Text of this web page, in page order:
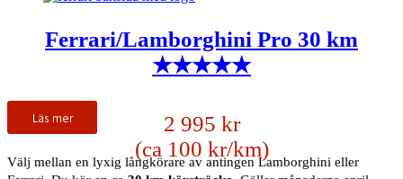
Ferrari/Lamborghini Pro 30 km
★★★★★
Läs mer
2 995 kr
(ca 100 kr/km)
Välj mellan en lyxig långkörare av antingen Lamborghini eller